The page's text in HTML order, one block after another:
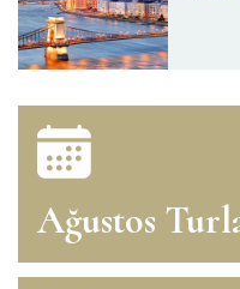
Ağustos